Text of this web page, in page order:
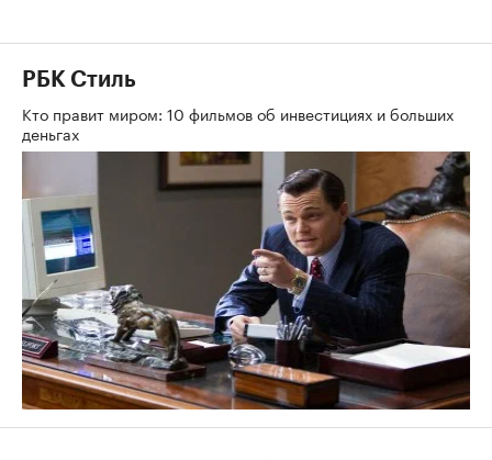
РБК Стиль
Кто правит миром: 10 фильмов об инвестициях и больших
деньгах